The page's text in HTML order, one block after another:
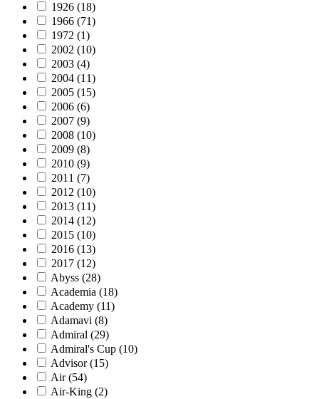
1926 (18)
1966 (71)
1972 (1)
2002 (10)
2003 (4)
2004 (11)
2005 (15)
2006 (6)
2007 (9)
2008 (10)
2009 (8)
2010 (9)
2011 (7)
2012 (10)
2013 (11)
2014 (12)
2015 (10)
2016 (13)
2017 (12)
Abyss (28)
Academia (18)
Academy (11)
Adamavi (8)
Admiral (29)
Admiral's Cup (10)
Advisor (15)
Air (54)
Air-King (2)